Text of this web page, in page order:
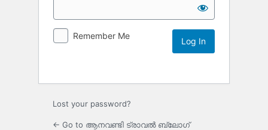
Remember Me
Lost your password?
← Go to ആനവണ്ടി ട്രാവൽ ബ്ലോഗ്